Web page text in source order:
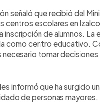
señaló que recibió del
centros escolares en
inscripción de alumnos. La
como centro educativo.
tomar decisiones
informó que ha surgido
de personas mayores.